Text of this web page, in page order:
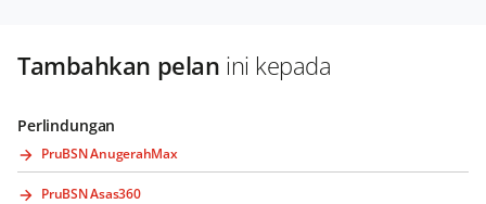
Tambahkan pelan ini kepada
Perlindungan
PruBSN AnugerahMax
PruBSN Asas360